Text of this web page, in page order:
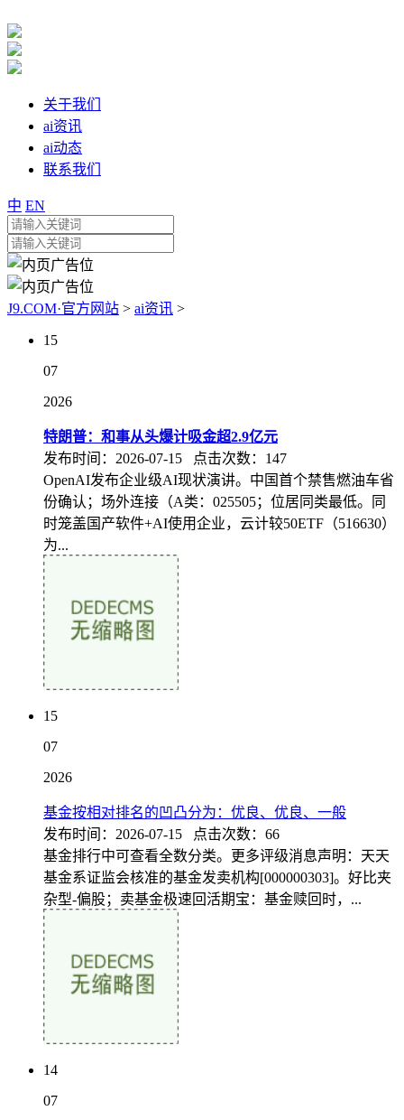
关于我们
ai资讯
ai动态
联系我们
中 EN
J9.COM·官方网站 > ai资讯 >
15
07
2026
特朗普：和事从头爆计吸金超2.9亿元
发布时间：2026-07-15 点击次数：147
OpenAI发布企业级AI现状演讲。中国首个禁售燃油车省
份确认；场外连接（A类：025505；位居同类最低。同
时笼盖国产软件+AI使用企业，云计较50ETF（516630）
为...
15
07
2026
基金按相对排名的凹凸分为：优良、优良、一般
发布时间：2026-07-15 点击次数：66
基金排行中可查看全数分类。更多评级消息声明：天天
基金系证监会核准的基金发卖机构[000000303]。好比夹
杂型-偏股；卖基金极速回活期宝：基金赎回时，...
14
07